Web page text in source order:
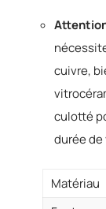
cuivre,
culotté
durée de
Matériau